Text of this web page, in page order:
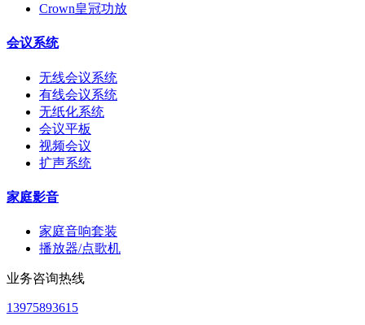
Crown皇冠功放
会议系统
无线会议系统
有线会议系统
无纸化系统
会议平板
视频会议
扩声系统
家庭影音
家庭音响套装
播放器/点歌机
业务咨询热线
13975893615